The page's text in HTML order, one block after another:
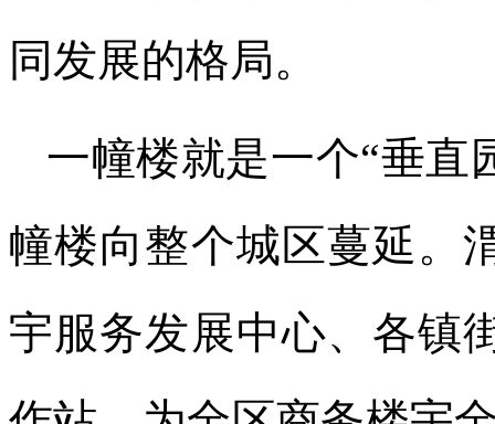
同发展的格局。
一幢楼就是一个“垂直
幢楼向整个城区蔓延。
宇服务发展中心、各镇